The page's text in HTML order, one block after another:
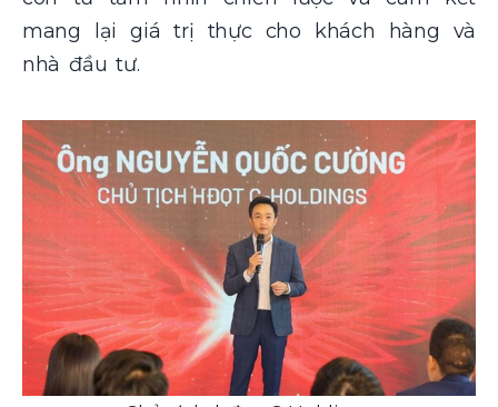
mang lại giá trị thực cho khách hàng và
nhà đầu tư.